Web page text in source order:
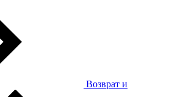
Возврат и